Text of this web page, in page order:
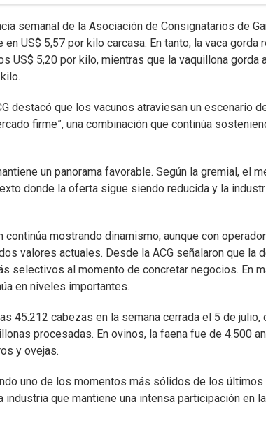
semanal de la Asociación de Consignatarios de
US$ 5,57 por kilo carcasa. En tanto, la vaca gorda
US$ 5,20 por kilo, mientras que la vaquillona gorda
destacó que los vacunos atraviesan un escenario
firme”, una combinación que continúa
un panorama favorable. Según la gremial, el
donde la oferta sigue siendo reducida y la
continúa mostrando dinamismo, aunque con
valores actuales. Desde la ACG señalaron que la
selectivos al momento de concretar negocios. En
en niveles importantes.
45.212 cabezas en la semana cerrada el 5 de
procesadas. En ovinos, la faena fue de 4.500
y ovejas.
uno de los momentos más sólidos de los últimos
que mantiene una intensa participación en